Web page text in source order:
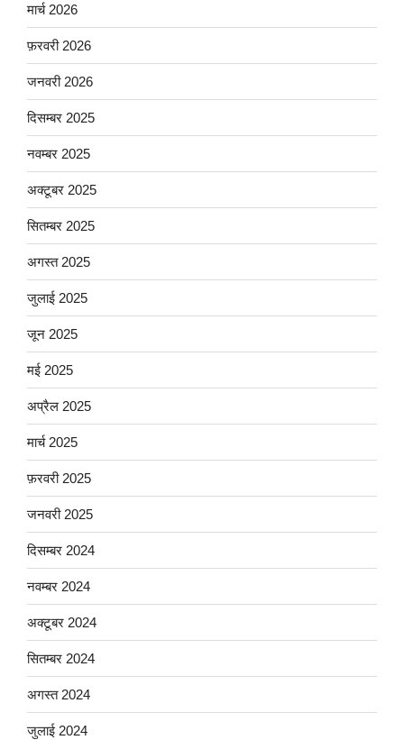
मार्च 2026
फ़रवरी 2026
जनवरी 2026
दिसम्बर 2025
नवम्बर 2025
अक्टूबर 2025
सितम्बर 2025
अगस्त 2025
जुलाई 2025
जून 2025
मई 2025
अप्रैल 2025
मार्च 2025
फ़रवरी 2025
जनवरी 2025
दिसम्बर 2024
नवम्बर 2024
अक्टूबर 2024
सितम्बर 2024
अगस्त 2024
जुलाई 2024